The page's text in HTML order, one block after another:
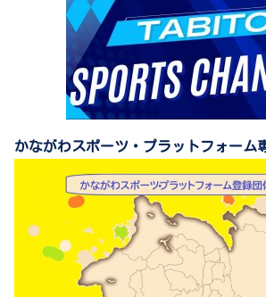
かながわスポーツ・プラットフォーム